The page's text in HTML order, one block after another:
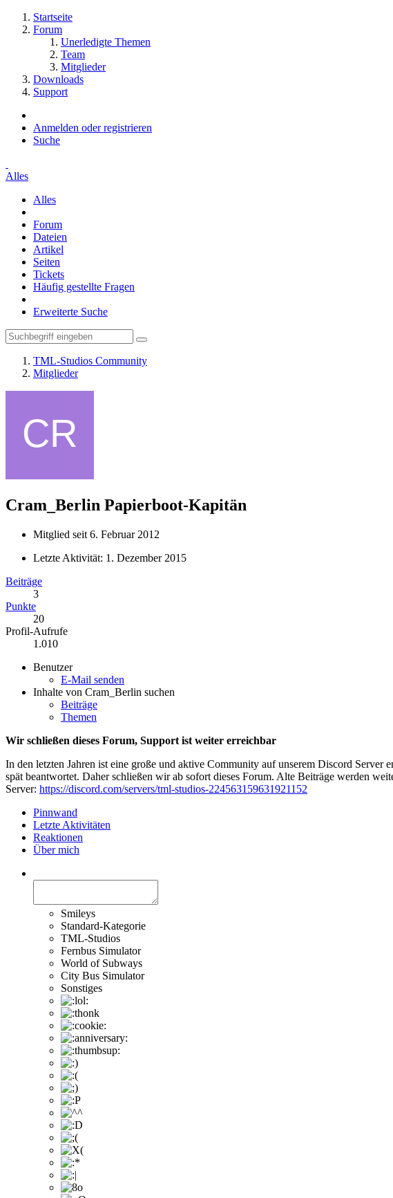
Startseite
Forum
Unerledigte Themen
Team
Mitglieder
Downloads
Support
Anmelden oder registrieren
Suche
Alles
Alles
Forum
Dateien
Artikel
Seiten
Tickets
Häufig gestellte Fragen
Erweiterte Suche
TML-Studios Community
Mitglieder
Cram_Berlin Papierboot-Kapitän
Mitglied seit 6. Februar 2012
Letzte Aktivität: 1. Dezember 2015
Beiträge
3
Punkte
20
Profil-Aufrufe
1.010
Benutzer
E-Mail senden
Inhalte von Cram_Berlin suchen
Beiträge
Themen
Wir schließen dieses Forum, Support ist weiter erreichbar
In den letzten Jahren ist eine große und aktive Community auf unserem Discord
spät beantwortet. Daher schließen wir ab sofort dieses Forum. Alte Beiträge werden
Server: https://discord.com/servers/tml-studios-224563159631921152
Pinnwand
Letzte Aktivitäten
Reaktionen
Über mich
Smileys
Standard-Kategorie
TML-Studios
Fernbus Simulator
World of Subways
City Bus Simulator
Sonstiges